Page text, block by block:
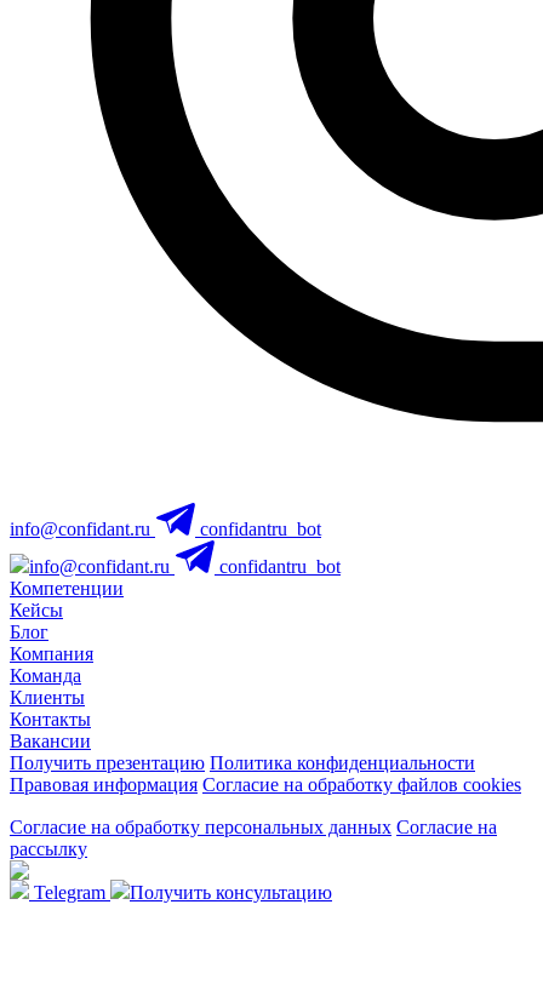
info@confidant.ru
confidantru_bot
info@confidant.ru
confidantru_bot
Компетенции
Кейсы
Блог
Компания
Команда
Клиенты
Контакты
Вакансии
Получить презентацию Политика конфиденциальности
Правовая информация Согласие на обработку файлов cookies
Согласие на обработку персональных данных Согласие на
рассылку
Telegram Получить консультацию